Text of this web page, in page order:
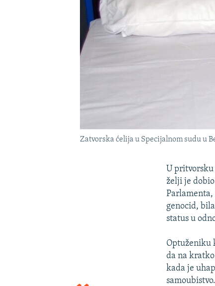
TRI DECENIJE OD RATA U BIH
NASTANAK I RASPAD JUGOSLAVIJE
Zatvorska ćelija u Specijalnom sudu u
U
želji je
genocid,
status u
Optuženiku
da na
kada je
samoubistvo.